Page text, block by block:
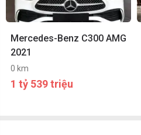
Mercedes-Benz C300 AMG
2021
0 km
1 tỷ 539 triệu